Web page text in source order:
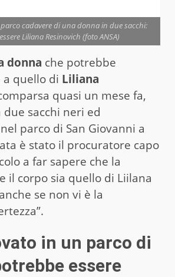
cadavere di una donna in due sacchi:
Liliana Resinovich (foto ANSA)
donna che potrebbe
quello di Liliana
quasi un mese fa,
sacchi neri ed
parco di San Giovanni a
è stato il procuratore capo
a far sapere che la
il corpo sia quello di Liilana
se non vi è la
in un parco di
essere